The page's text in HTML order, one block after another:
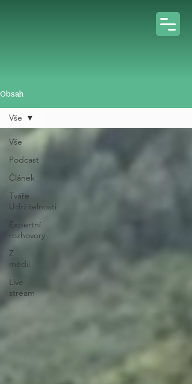
Obsah
Vše
Podcast
Článek
Tváře
Udržitelnosti
Expertní
rozhovory
Z
médií
Live
stream
Vše